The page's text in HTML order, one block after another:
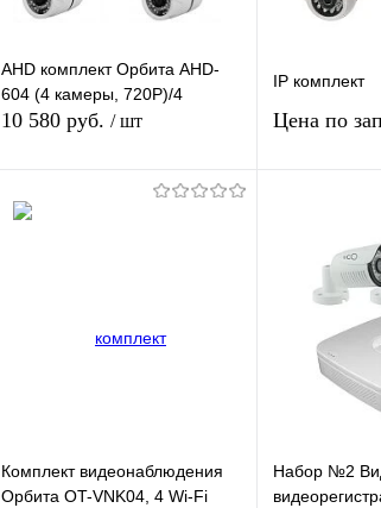
AHD комплект Орбита AHD-
604 (4 камеры, 720Р)/4
10 580 руб. / шт
В избранное
IP комплект
Цена по
Купить в 1
В
Комплект видеонаблюдения
Орбита OT-VNK04, 4 Wi-Fi
Набор №2